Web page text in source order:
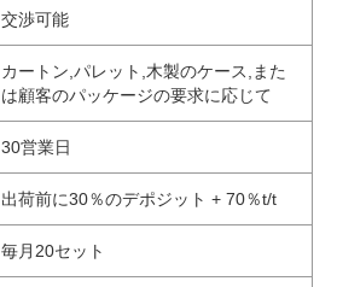
交渉可能
カートン,パレット,木製のケース,また
は顧客のパッケージの要求に応じて
30営業日
出荷前に30％のデポジット + 70％t/t
毎月20セット